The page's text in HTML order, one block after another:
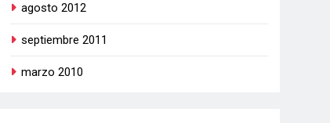
agosto 2012
septiembre 2011
marzo 2010